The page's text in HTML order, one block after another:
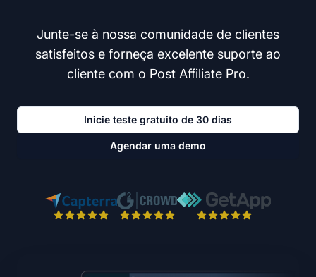
Junte-se à nossa comunidade de clientes
satisfeitos e forneça excelente suporte ao
cliente com o Post Affiliate Pro.
Inicie teste gratuito de 30 dias
Agendar uma demo